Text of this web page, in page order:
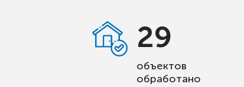
29
объектов
обработано